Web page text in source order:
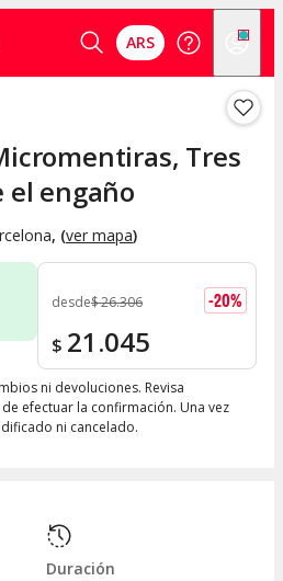
ARS
Tres
el engaño
, (ver mapa)
desde$26.306 -20%
$ 21.045
ni devoluciones. Revisa
efectuar la confirmación. Una vez
ni cancelado.
Duración